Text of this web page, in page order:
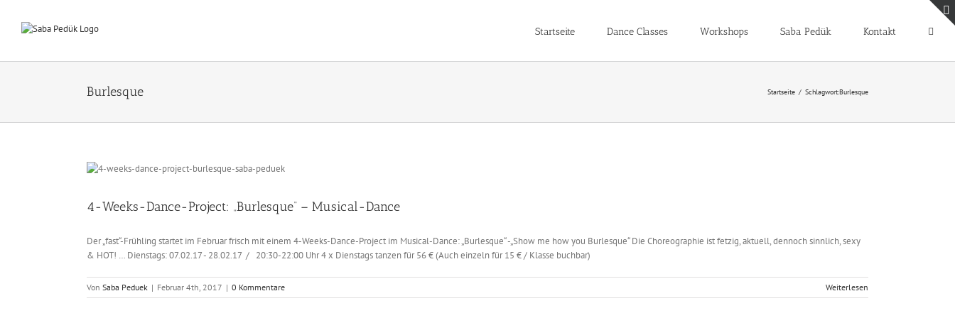
Inhalt
springen
Startseite Dance Classes Workshops Saba Pedük Kontakt
Burlesque Startseite Schlagwort:Burlesque
4-Weeks-Dance-Project: „Burlesque“ – Musical-Dance
Der „fast“-Frühling startet im Februar frisch mit einem 4-Weeks-Dance-Project im Musical-Dance: „Burlesque“ -„Show me how you Burlesque“ Die Choreographie ist fetzig, aktuell, dennoch sinnlich, sexy
& HOT! … Dienstags: 07.02.17 - 28.02.17 / 20:30-22:00 Uhr 4 x Dienstags tanzen für 56 € (Auch einzeln für 15 € / Klasse buchbar)
Von Saba Peduek | Februar 4th, 2017 | 0 Kommentare Weiterlesen